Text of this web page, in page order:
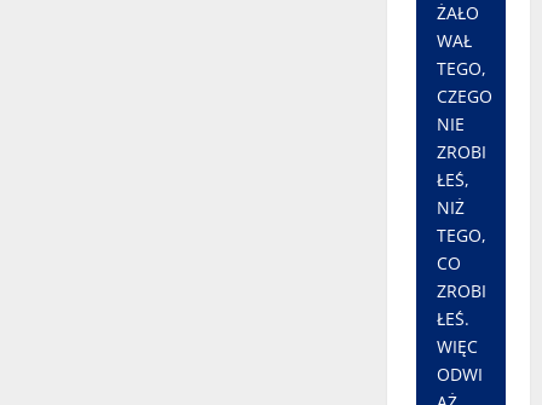
ŻAŁO
WAŁ
TEGO,
CZEGO
NIE
ZROBI
ŁEŚ,
NIŻ
TEGO,
CO
ZROBI
ŁEŚ.
WIĘC
ODWI